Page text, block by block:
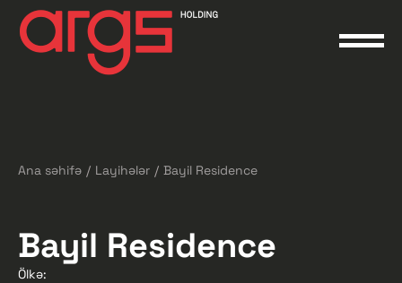
Ana səhifə / Layihələr / Bayil Residence
Bayil Residence
Ölkə: